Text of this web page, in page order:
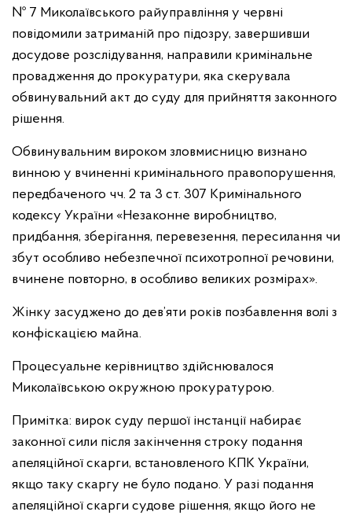
№ 7 Миколаївського райуправління у червні
повідомили затриманій про підозру, завершивши
досудове розслідування, направили кримінальне
провадження до прокуратури, яка скерувала
обвинувальний акт до суду для прийняття законного
рішення.
Обвинувальним вироком зловмисницю визнано
винною у вчиненні кримінального правопорушення,
передбаченого чч. 2 та 3 ст. 307 Кримінального
кодексу України «Незаконне виробництво,
придбання, зберігання, перевезення, пересилання чи
збут особливо небезпечної психотропної речовини,
вчинене повторно, в особливо великих розмірах».
Жінку засуджено до дев’яти років позбавлення волі з
конфіскацією майна.
Процесуальне керівництво здійснювалося
Миколаївською окружною прокуратурою.
Примітка: вирок суду першої інстанції набирає
законної сили після закінчення строку подання
апеляційної скарги, встановленого КПК України,
якщо таку скаргу не було подано. У разі подання
апеляційної скарги судове рішення, якщо його не